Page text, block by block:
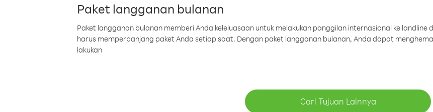
Paket langganan bulanan
Paket langganan bulanan memberi Anda keleluasaan untuk melakukan panggilan internasional ke
harus memperpanjang paket Anda setiap saat. Dengan paket langganan bulanan, Anda dapat
lakukan
Cari Tujuan Lainnya